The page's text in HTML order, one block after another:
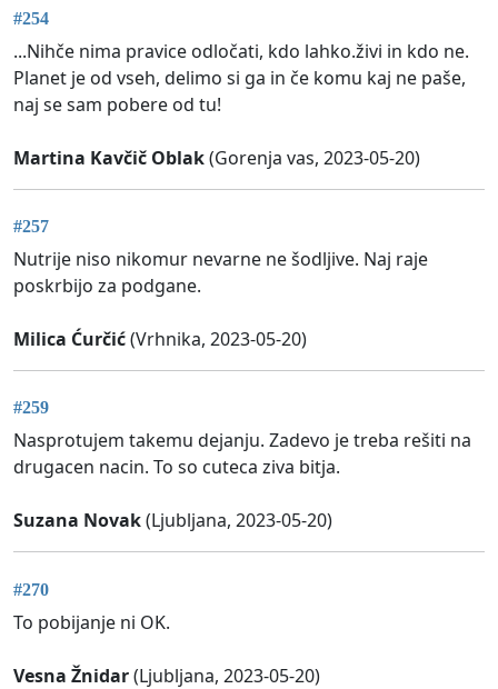
#254
...Nihče nima pravice odločati, kdo lahko.živi in kdo ne.
Planet je od vseh, delimo si ga in če komu kaj ne paše,
naj se sam pobere od tu!
Martina Kavčič Oblak(Gorenja vas, 2023-05-20)
#257
Nutrije niso nikomur nevarne ne šodljive. Naj raje
poskrbijo za podgane.
Milica Ćurčić(Vrhnika, 2023-05-20)
#259
Nasprotujem takemu dejanju. Zadevo je treba rešiti na
drugacen nacin. To so cuteca ziva bitja.
Suzana Novak(Ljubljana, 2023-05-20)
#270
To pobijanje ni OK.
Vesna Žnidar(Ljubljana, 2023-05-20)